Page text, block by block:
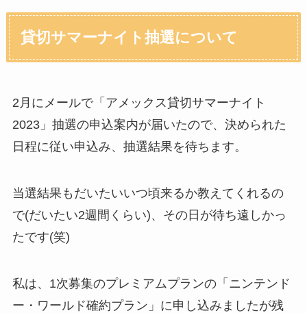
貸切サマーナイト抽選について
2月にメールで「アメックス貸切サマーナイト
2023」抽選の申込案内が届いたので、決められた
日程に従い申込み、抽選結果を待ちます。
当選結果もだいたいいつ頃来るか教えてくれるの
で(だいたい2週間くらい)、その日が待ち遠しかっ
たです(笑)
私は、1次募集のプレミアムプランの「ニンテンド
ー・ワールド確約プラン」に申し込みましたが残